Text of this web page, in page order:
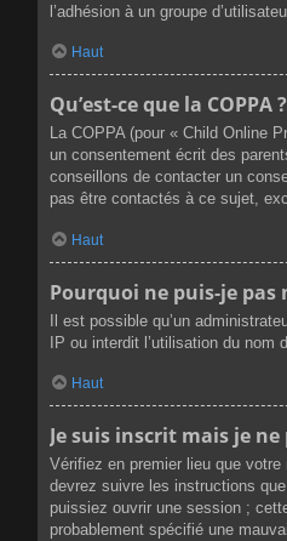
l’adhésion à un groupe
Haut
Qu’est-ce que la COPPA ?
La COPPA (pour « Child Online
un consentement écrit des
conseillons de contacter un
pas être contactés à ce sujet,
Haut
Pourquoi ne puis-je pas
Il est possible qu’un
IP ou interdit l’utilisation du nom
Haut
Je suis inscrit mais je
Vérifiez en premier lieu que
devrez suivre les instructions
puissiez ouvrir une session ;
probablement spécifié une